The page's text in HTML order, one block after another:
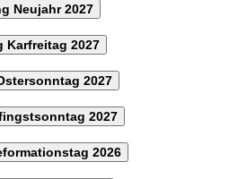
Neujahr 2027
Karfreitag 2027
2027
2027
2026